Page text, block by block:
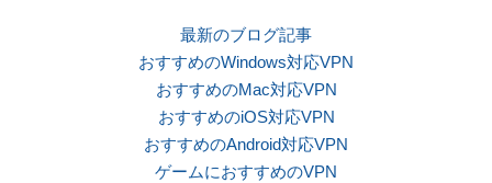
最新のブログ記事
おすすめのWindows対応VPN
おすすめのMac対応VPN
おすすめのiOS対応VPN
おすすめのAndroid対応VPN
ゲームにおすすめのVPN